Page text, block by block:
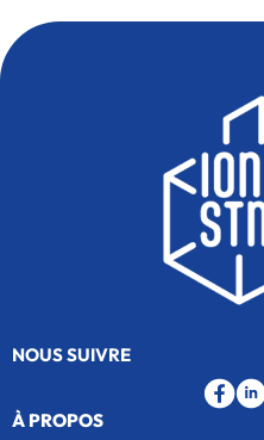
NOUS SUIVRE
À PROPOS